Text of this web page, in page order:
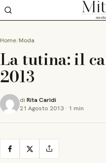
Home Moda
La tutina: il
2013
di Rita Caridi
21 Agosto 2013 · 1 min